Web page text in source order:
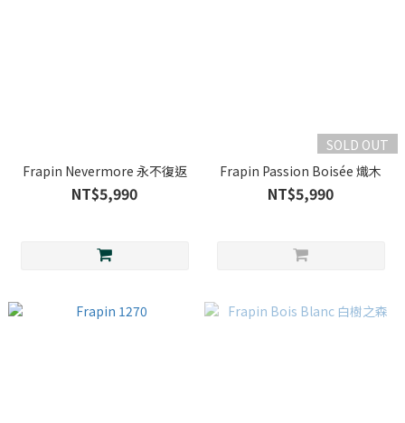
Frapin Nevermore 永不復返
NT$5,990
SOLD OUT
Frapin Passion Boisée 熾木
NT$5,990